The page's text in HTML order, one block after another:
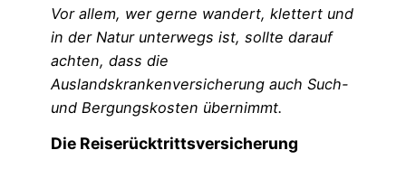
Vor allem, wer gerne wandert, klettert und
in der Natur unterwegs ist, sollte darauf
achten, dass die
Auslandskrankenversicherung auch Such-
und Bergungskosten übernimmt.
Die Reiserücktrittsversicherung